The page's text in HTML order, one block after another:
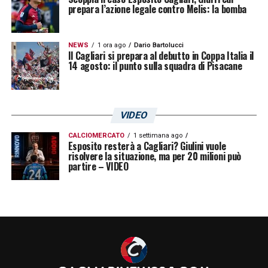
LA PLAYLIST DELLE NOSTRE TOP NEWS
prepara l’azione legale contro Melis: la bomba
NEWS 1 ora ago Dario Bartolucci
Il Cagliari si prepara al debutto in Coppa Italia il
14 agosto: il punto sulla squadra di Pisacane
VIDEO
CALCIOMERCATO 1 settimana ago
Esposito resterà a Cagliari? Giulini vuole
risolvere la situazione, ma per 20 milioni può
partire – VIDEO